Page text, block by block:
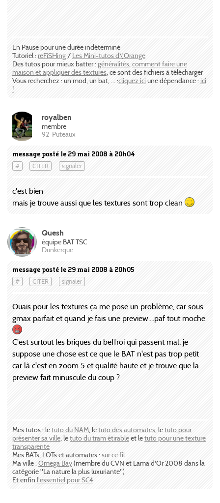
En Pause pour une durée indéterminé
Tutoriel :reFiSHing / Les Mini-tutos d\'Orange
Des tutos pour mieux batter : généralités comment faire une
maison et appliquer des textures , ce sont des fichiers à télécharger
Vous recherchez : un mod, un bat, ... :cliquez iciune dépendance : ici
!
message posté le 29 mai 2008 à 20h04
# CITER signaler
royalben
membre
92-Puteaux
c'est bien
mais je trouve aussi que les textures sont trop clean
message posté le 29 mai 2008 à 20h05
# CITER signaler
Quesh
équipe BAT TSC
Dunkerque
Ouais pour les textures ça me pose un problème, car sous
gmax parfait et quand je fais une preview....paf tout moche
C'est surtout les briques du beffroi qui passent mal, je
suppose une chose est ce que le BAT n'est pas trop petit
car là c'est en zoom 5 et qualité haute et je trouve que la
preview fait minuscule du coup ?
Mes tutos : letuto du NAM, letuto des automates, letuto pour
présenter sa ville, letuto du tram étirableet letuto pour une texture
transparente
Mes BATs, LOTs et automates :sur ce fil
Ma ville :Omega Bay(membre du CVN et Lama d'Or 2008 dans la
catégorie "La nature la plus luxuriante")
Et enfin l'essentiel pour SC4